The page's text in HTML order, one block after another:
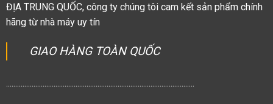
ĐỊA TRUNG QUỐC, công ty chúng tôi cam kết sản phẩm chính
hãng từ nhà máy uy tín
GIAO HÀNG TOÀN QUỐC
.......................................................................................................